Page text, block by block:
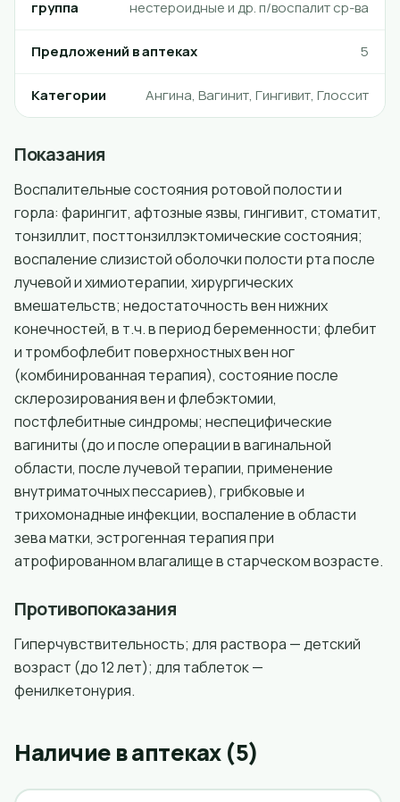
группа
нестероидные и др. п/воспалит ср-ва
Предложений в аптеках 5
Категории Ангина, Вагинит, Гингивит, Глоссит
Показания
Воспалительные состояния ротовой полости и
горла: фарингит, афтозные язвы, гингивит, стоматит,
тонзиллит, посттонзиллэктомические состояния;
воспаление слизистой оболочки полости рта после
лучевой и химиотерапии, хирургических
вмешательств; недостаточность вен нижних
конечностей, в т.ч. в период беременности; флебит
и тромбофлебит поверхностных вен ног
(комбинированная терапия), состояние после
склерозирования вен и флебэктомии,
постфлебитные синдромы; неспецифические
вагиниты (до и после операции в вагинальной
области, после лучевой терапии, применение
внутриматочных пессариев), грибковые и
трихомонадные инфекции, воспаление в области
зева матки, эстрогенная терапия при
атрофированном влагалище в старческом возрасте.
Противопоказания
Гиперчувствительность; для раствора — детский
возраст (до 12 лет); для таблеток —
фенилкетонурия.
Наличие в аптеках (5)